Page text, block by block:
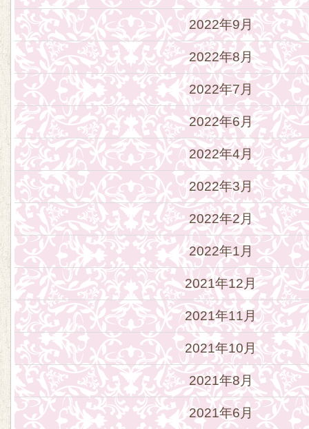
2022年9月
2022年8月
2022年7月
2022年6月
2022年4月
2022年3月
2022年2月
2022年1月
2021年12月
2021年11月
2021年10月
2021年8月
2021年6月